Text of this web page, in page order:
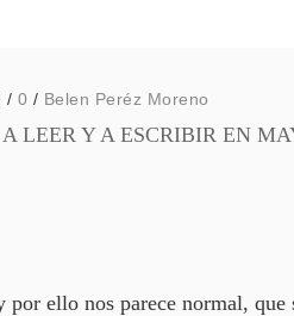
/ 0 / Belen Peréz Moreno
A LEER Y A ESCRIBIR EN
por ello nos parece normal,